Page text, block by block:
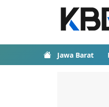
Jawa Barat